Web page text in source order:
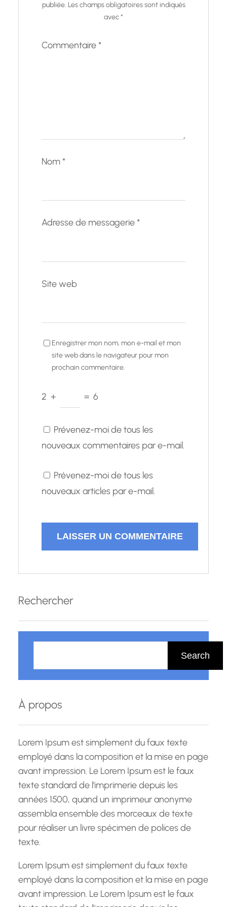
publiée. Les champs obligatoires sont indiqués
avec*
Commentaire*
Nom*
Adresse de messagerie*
Site web
Enregistrer mon nom, mon e-mail et mon
site web dans le navigateur pour mon
prochain commentaire.
2 + = 6
Prévenez-moi de tous les
nouveaux commentaires par e-mail.
Prévenez-moi de tous les
nouveaux articles par e-mail.
Rechercher
h
r
c
h
Search
À propos
Lorem Ipsum est simplement du faux texte
employé dans la composition et la mise en page
avant impression. Le Lorem Ipsum est le faux
texte standard de l'imprimerie depuis les
années 1500, quand un imprimeur anonyme
assembla ensemble des morceaux de texte
pour réaliser un livre spécimen de polices de
texte.
Lorem Ipsum est simplement du faux texte
employé dans la composition et la mise en page
avant impression. Le Lorem Ipsum est le faux